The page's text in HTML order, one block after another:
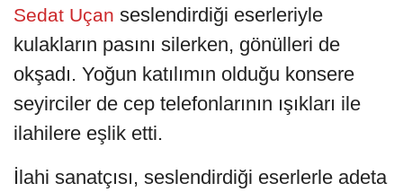
Sedat Uçan seslendirdiği eserleriyle
kulakların pasını silerken, gönülleri de
okşadı. Yoğun katılımın olduğu konsere
seyirciler de cep telefonlarının ışıkları ile
ilahilere eşlik etti.
İlahi sanatçısı, seslendirdiği eserlerle adeta